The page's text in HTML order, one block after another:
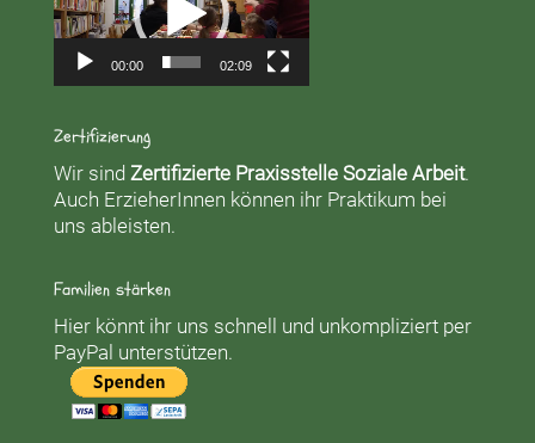
00:00 02:09
Zertifizierung
Wir sind Zertifizierte Praxisstelle Soziale Arbeit.
Auch ErzieherInnen können ihr Praktikum bei
uns ableisten.
Familien stärken
Hier könnt ihr uns schnell und unkompliziert per
PayPal unterstützen.